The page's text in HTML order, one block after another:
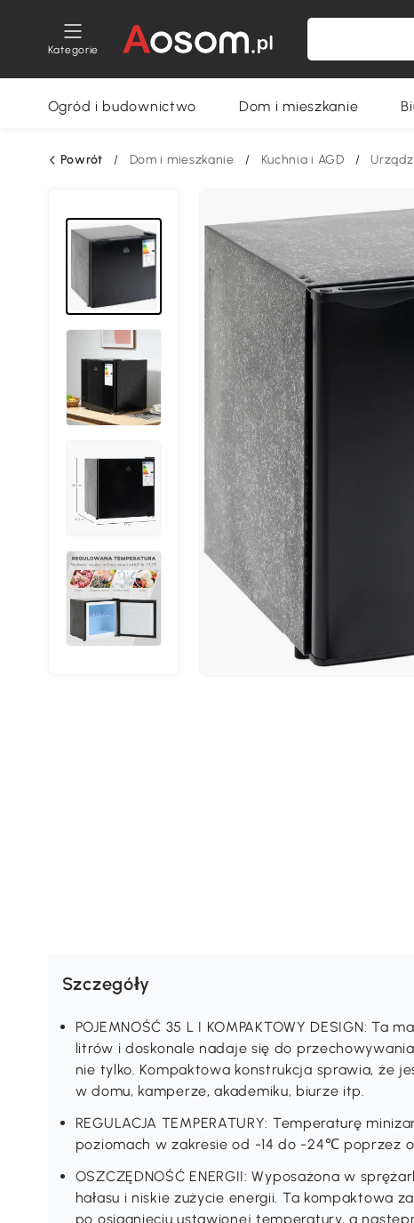
Kategorie
Ogród i budownictwo Dom i mieszkanie
Powrót / Dom i mieszkanie / Kuchnia i AGD /
Szczegóły
POJEMNOŚĆ 35 L I KOMPAKTOWY DESIGN: Ta
litrów i doskonale nadaje się do
nie tylko. Kompaktowa konstrukcja sprawia, że
w domu, kamperze, akademiku, biurze itp.
REGULACJA TEMPERATURY: Temperaturę
poziomach w zakresie od -14 do -24℃ poprzez
OSZCZĘDNOŚĆ ENERGII: Wyposażona w
hałasu i niskie zużycie energii. Ta kompaktowa
po osiągnięciu ustawionej temperatury, a